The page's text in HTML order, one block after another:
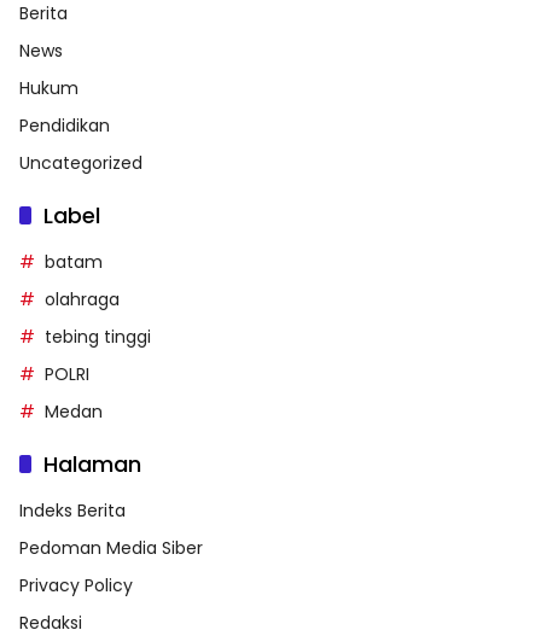
Berita
News
Hukum
Pendidikan
Uncategorized
Label
batam
olahraga
tebing tinggi
POLRI
Medan
Halaman
Indeks Berita
Pedoman Media Siber
Privacy Policy
Redaksi